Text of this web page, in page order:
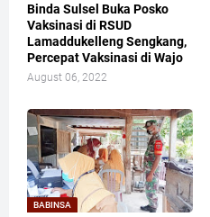
Binda Sulsel Buka Posko
Vaksinasi di RSUD
Lamaddukelleng Sengkang,
Percepat Vaksinasi di Wajo
August 06, 2022
BABINSA